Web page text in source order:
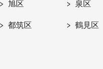
旭区 泉区
都筑区 鶴見区